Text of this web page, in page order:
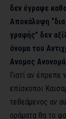
δεν έγραψε
Αποκάλυψη “δια
γραφής” δεν
όνομα του
Ανομος
Γιατί αν έπρεπε
επίσκοποι
τεθεάμενος αν
οράματα θα το